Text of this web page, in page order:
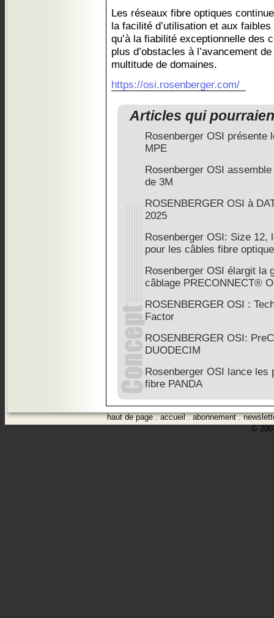
Les réseaux fibre optiques
la facilité d’utilisation et aux
qu’à la fiabilité exceptionnelle des
plus d’obstacles à l’avancement
multitude de domaines.
https://osi.rosenberger.com/
Articles qui
Rosenberger OSI présente
MPE
Rosenberger OSI
de 3M
ROSENBERGER OSI à
2025
Rosenberger OSI: Size 12,
pour les câbles fibre optique
Rosenberger OSI élargit la
câblage PRECONNECT®
ROSENBERGER OSI :
Factor
ROSENBERGER OSI:
DUODECIM
Rosenberger OSI lance
fibre PANDA
haut de page.accueil.abonnement.
©